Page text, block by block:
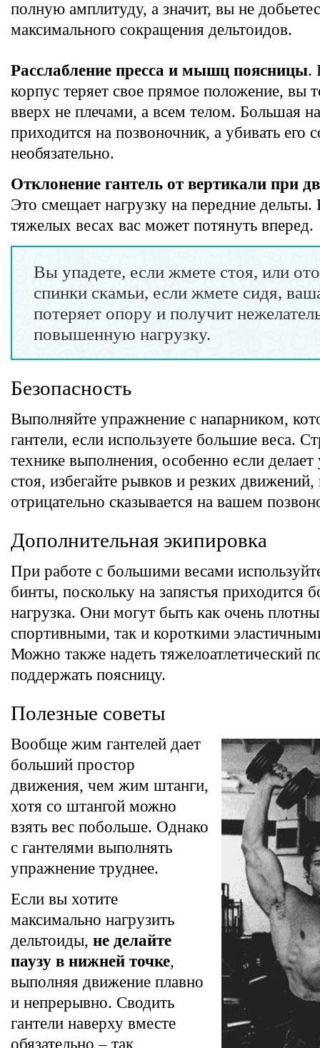
полную амплитуду, а значит, вы не
максимального сокращения дельтоидов.
Расслабление пресса и мышц поясницы.
корпус теряет свое прямое положение, вы
вверх не плечами, а всем телом. Большая
приходится на позвоночник, а убивать его
необязательно.
Отклонение гантель от вертикали при
Это смещает нагрузку на передние
тяжелых весах вас может потянуть вперед.
Вы упадете, если жмете стоя, или
спинки скамьи, если жмете сидя,
потеряет опору и получит
повышенную нагрузку.
Безопасность
Выполняйте упражнение с напарником,
гантели, если используете большие веса.
технике выполнения, особенно если
стоя, избегайте рывков и резких движений,
отрицательно сказывается на вашем
Дополнительная экипировка
При работе с большими весами
бинты, поскольку на запястья приходится
нагрузка. Они могут быть как очень
спортивными, так и короткими
Можно также надеть тяжелоатлетический
поддержать поясницу.
Полезные советы
Вообще жим гантелей дает
больший простор
движения, чем жим штанги,
хотя со штангой можно
взять вес побольше. Однако
с гантелями выполнять
упражнение труднее.
Если вы хотите
максимально нагрузить
дельтоиды, не делайте
паузу в нижней точке,
выполняя движение плавно
и непрерывно. Сводить
гантели наверху вместе
обязательно – так